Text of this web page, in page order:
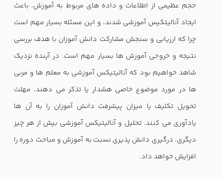
حجم عظیمی از اطلاعات و داده های مربوط به آموزش، باعث
ایجاد آنالیتکیس آموزشی شدند، و این مسئله بسیار مهم است
چرا که ارزیابی و سنجش مشارکت دانش آموزان با هدف بررسی
نتیجه و خروجی آموزش ها بسیار مهم است. در آینده نزدیک
شاهد خواهیم بود که آنالیتیکس آموزشی به معلم ها و مربی
ها در مورد موضوع خاصی هشدار یا تذکر می دهند، مهلت
تحویل تکلیف یا میزان پیشرفت دانش آموزان را به آن ها
یادآوری می کنند. تحلیل و آنالیتیکس آموزشی بیش از هر چیز
دیگری، درگیری دانش پذیری نسبت به آموزش و مباحث دوره را
افزایش خواهد داد.